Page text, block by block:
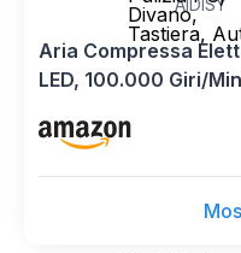
Divano,
Tastiera,
AIDISY
Aria Compressa
LED, 100.000 Giri/
con Batteria da
PC, Divano, Tastiera,